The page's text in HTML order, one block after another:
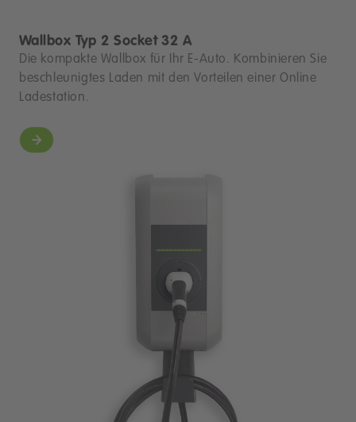
Wallbox Typ 2 Socket 32 A
Die kompakte Wallbox für Ihr E-Auto. Kombinieren Sie
beschleunigtes Laden mit den Vorteilen einer Online
Ladestation.